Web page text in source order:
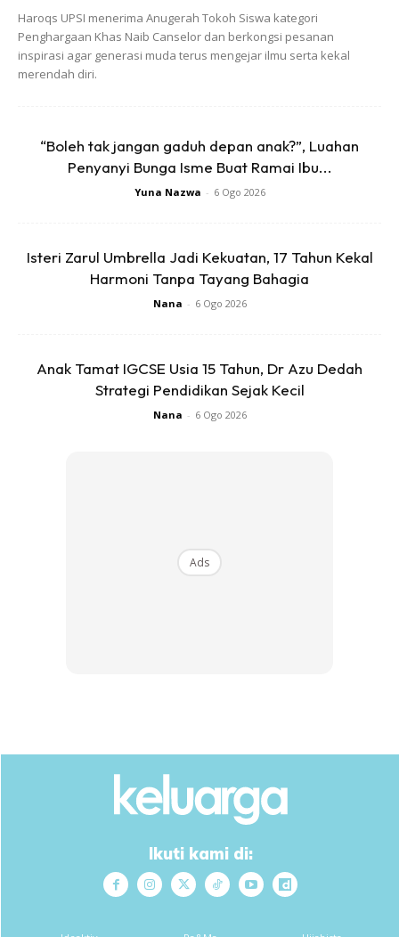
lama mengalami masalah kesihatan yang kurang
Ads
Haroqs UPSI menerima Anugerah Tokoh Siswa kategori
Penghargaan Khas Naib Canselor dan berkongsi pesanan
inspirasi agar generasi muda terus mengejar ilmu serta kekal
merendah diri.
“Boleh tak jangan gaduh depan anak?”, Luahan
Penyanyi Bunga Isme Buat Ramai Ibu...
Yuna Nazwa - 6 Ogo 2026
Isteri Zarul Umbrella Jadi Kekuatan, 17 Tahun Kekal
Harmoni Tanpa Tayang Bahagia
Nana - 6 Ogo 2026
Anak Tamat IGCSE Usia 15 Tahun, Dr Azu Dedah
Strategi Pendidikan Sejak Kecil
Nana - 6 Ogo 2026
Ads
Ikuti kami di: